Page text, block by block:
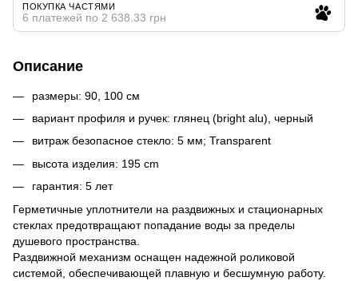
ПОКУПКА ЧАСТЯМИ
6 платежей по 2 638.33 грн
Описание
размеры: 90, 100 см
вариант профиля и ручек: глянец (bright alu), черный
витраж безопасное стекло: 5 мм; Transparent
высота изделия: 195 cm
гарантия: 5 лет
Герметичные уплотнители на раздвижных и стационарных
стеклах предотвращают попадание воды за пределы
душевого пространства.
Раздвижной механизм оснащен надежной роликовой
системой, обеспечивающей плавную и бесшумную работу.